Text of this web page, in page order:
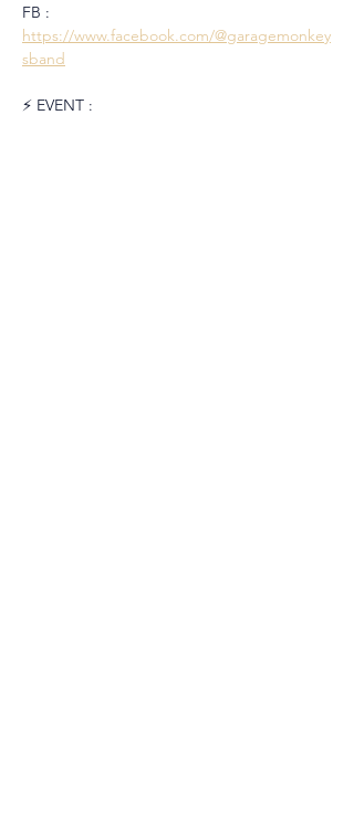
FB :
https://www.facebook.com/@garagemonkey
sband
⚡️ EVENT :